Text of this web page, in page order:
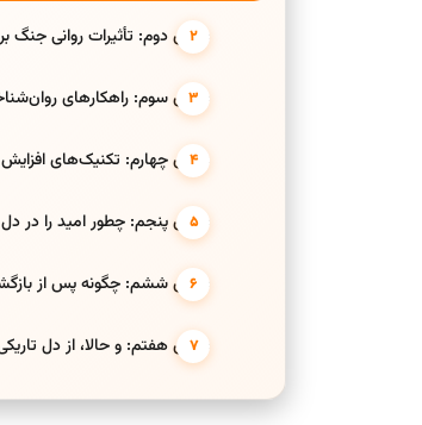
بخش دوم: تأثیرات روانی جنگ
بخش سوم: راهکارهای
بخش چهارم: تکنیک‌های افزایش
بخش پنجم: چطور امید را در دل
بخش ششم: چگونه پس از
بخش هفتم: و حالا، از دل